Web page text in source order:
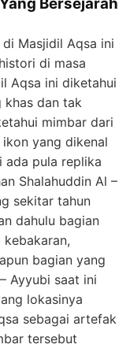
Masjidil Aqsa ini
di masa
Aqsa ini diketahui
khas dan tak
mimbar dari
yang dikenal
ada pula replika
Shalahuddin Al –
sekitar tahun
dahulu bagian
bagian yang
Ayyubi saat ini
lokasinya
sebagai artefak
tersebut